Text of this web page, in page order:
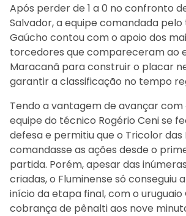
Após perder de 1 a 0 no confronto
Salvador, a equipe comandada
Gaúcho contou com o apoio dos
torcedores que compareceram ao
Maracanã para construir o placar
garantir a classificação no tempo
Tendo a vantagem de avançar
equipe do técnico Rogério Ceni se
defesa e permitiu que o Tricolor das
comandasse as ações desde o
partida. Porém, apesar das
criadas, o Fluminense só conseguiu
início da etapa final, com o
cobrança de pênalti aos nove